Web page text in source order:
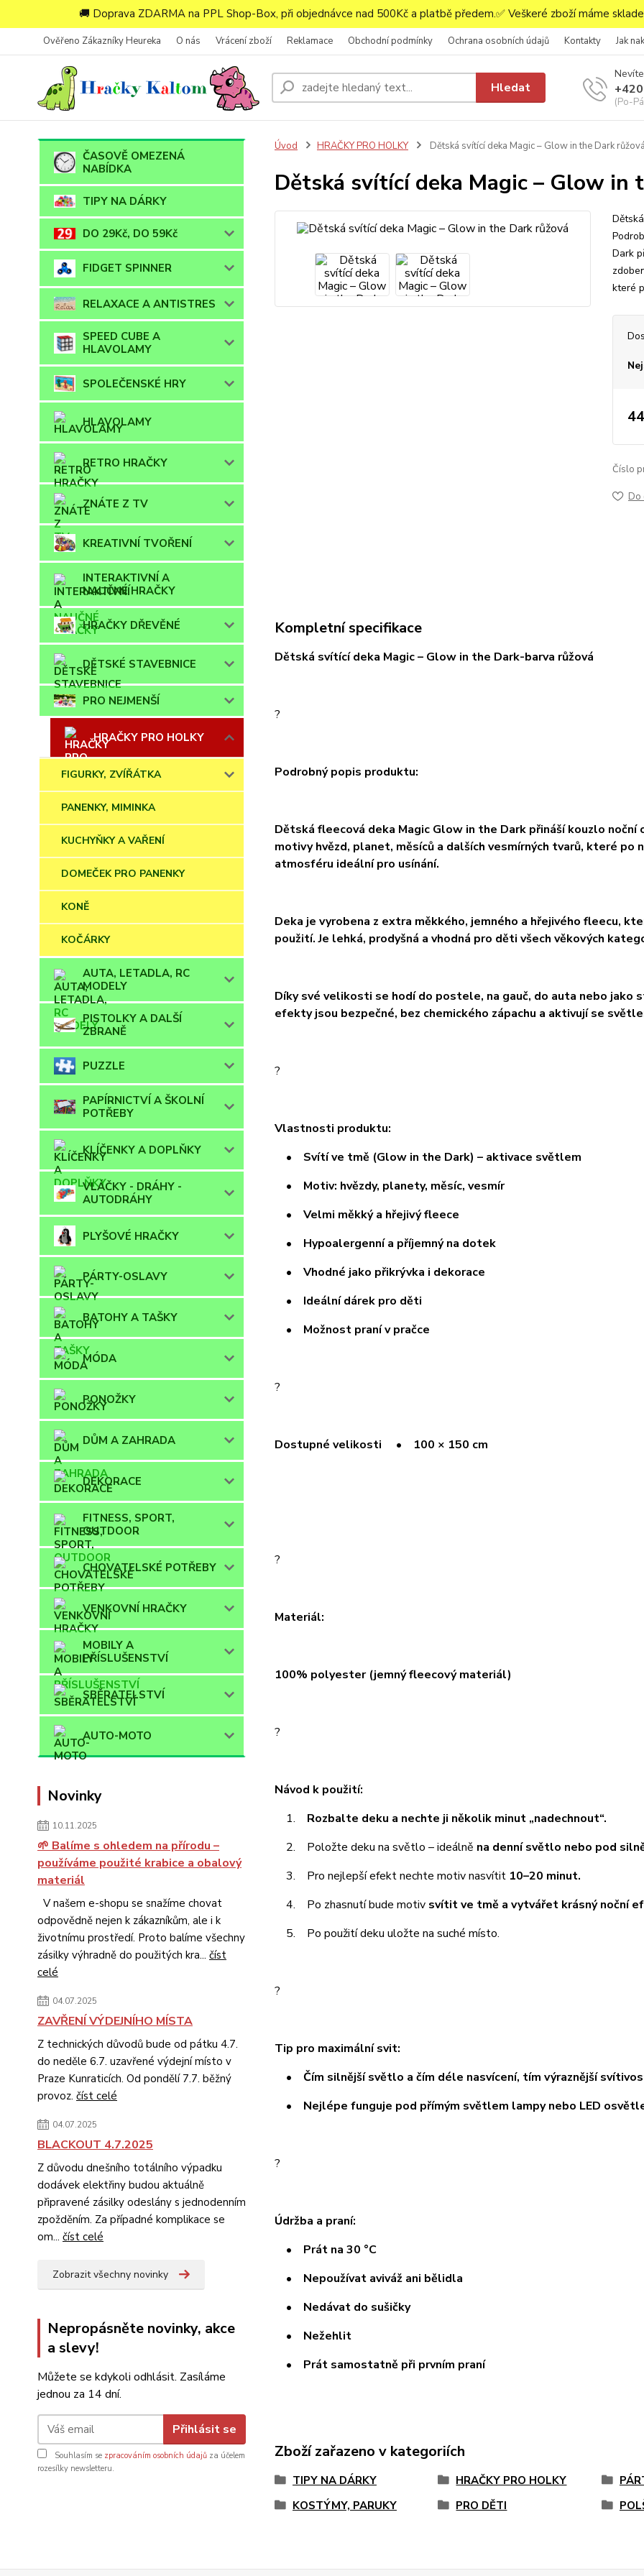
🚚 Doprava ZDARMA na PPL Shop-Box, při objednávce nad 500Kč a platbě předem.✅ Veškeré zboží máme
Ověřeno Zákazníky Heureka O nás Vrácení zboží Reklamace Obchodní podmínky Ochrana osobních údajů Kontakty Jak
Hledat
(Po-
ČASOVĚ OMEZENÁ
NABÍDKA
TIPY NA DÁRKY
DO 29Kč, DO 59Kč
FIDGET SPINNER
RELAXACE A ANTISTRES
SPEED CUBE A
HLAVOLAMY
SPOLEČENSKÉ HRY
HLAVOLAMY
RETRO HRAČKY
ZNÁTE Z TV
KREATIVNÍ TVOŘENÍ
INTERAKTIVNÍ A
NAUČNÉ HRAČKY
HRAČKY DŘEVĚNÉ
DĚTSKÉ STAVEBNICE
PRO NEJMENŠÍ
HRAČKY PRO HOLKY
FIGURKY, ZVÍŘÁTKA
PANENKY, MIMINKA
KUCHYŇKY A VAŘENÍ
DOMEČEK PRO PANENKY
KONĚ
KOČÁRKY
AUTA, LETADLA, RC
MODELY
PISTOLKY A DALŠÍ
ZBRANĚ
PUZZLE
PAPÍRNICTVÍ A ŠKOLNÍ
POTŘEBY
KLÍČENKY A DOPLŇKY
VLÁČKY - DRÁHY -
AUTODRÁHY
PLYŠOVÉ HRAČKY
PÁRTY-OSLAVY
BATOHY A TAŠKY
MÓDA
PONOŽKY
DŮM A ZAHRADA
DEKORACE
FITNESS, SPORT,
OUTDOOR
CHOVATELSKÉ POTŘEBY
VENKOVNÍ HRAČKY
MOBILY A
PŘÍSLUŠENSTVÍ
SBĚRATELSTVÍ
AUTO-MOTO
Novinky
10.11.2025
🌱 Balíme s ohledem na přírodu –
používáme použité krabice a obalový
materiál
V našem e-shopu se snažíme chovat
odpovědně nejen k zákazníkům, ale i k
životnímu prostředí. Proto balíme všechny
zásilky výhradně do použitých kra... číst
celé
04.07.2025
ZAVŘENÍ VÝDEJNÍHO MÍSTA
Z technických důvodů bude od pátku 4.7.
do neděle 6.7. uzavřené výdejní místo v
Praze Kunraticích. Od pondělí 7.7. běžný
provoz. číst celé
04.07.2025
BLACKOUT 4.7.2025
Z důvodu dnešního totálního výpadku
dodávek elektřiny budou aktuálně
připravené zásilky odeslány s jednodenním
zpožděním. Za případné komplikace se
om... číst celé
Zobrazit všechny novinky
Nepropásněte novinky, akce
a slevy!
Můžete se kdykoli odhlásit. Zasíláme
jednou za 14 dní.
Přihlásit se
Souhlasím se zpracováním osobních údajů za účelem
rozesílky newsletteru.
Úvod HRAČKY PRO HOLKY Dětská svítící deka Magic – Glow in the Dark růžová
Dětská svítící deka Magic – Glow in
Dark
které
Číslo
Do
Kompletní specifikace
Dětská svítící deka Magic – Glow in the Dark-barva růžová
?
Podrobný popis produktu:
Dětská fleecová deka Magic Glow in the Dark přináší kouzlo
motivy hvězd, planet, měsíců a dalších vesmírných tvarů, které po
atmosféru ideální pro usínání.
Deka je vyrobena z extra měkkého, jemného a hřejivého fleecu,
použití. Je lehká, prodyšná a vhodná pro děti všech věkových
Díky své velikosti se hodí do postele, na gauč, do auta nebo
efekty jsou bezpečné, bez chemického zápachu a aktivují se
?
Vlastnosti produktu:
• Svítí ve tmě (Glow in the Dark) – aktivace světlem
• Motiv: hvězdy, planety, měsíc, vesmír
• Velmi měkký a hřejivý fleece
• Hypoalergenní a příjemný na dotek
• Vhodné jako přikrývka i dekorace
• Ideální dárek pro děti
• Možnost praní v pračce
?
Dostupné velikosti • 100 × 150 cm
?
Materiál:
100% polyester (jemný fleecový materiál)
?
Návod k použití:
1. Rozbalte deku a nechte ji několik minut „nadechnout“.
2. Položte deku na světlo – ideálně na denní světlo nebo pod
3. Pro nejlepší efekt nechte motiv nasvítit 10–20 minut.
4. Po zhasnutí bude motiv svítit ve tmě a vytvářet krásný noční
5. Po použití deku uložte na suché místo.
?
Tip pro maximální svit:
• Čím silnější světlo a čím déle nasvícení, tím výraznější
• Nejlépe funguje pod přímým světlem lampy nebo LED
?
Údržba a praní:
• Prát na 30 °C
• Nepoužívat aviváž ani bělidla
• Nedávat do sušičky
• Nežehlit
• Prát samostatně při prvním praní
Zboží zařazeno v kategoriích
TIPY NA DÁRKY HRAČKY PRO HOLKY
KOSTÝMY, PARUKY
PRO DĚTI